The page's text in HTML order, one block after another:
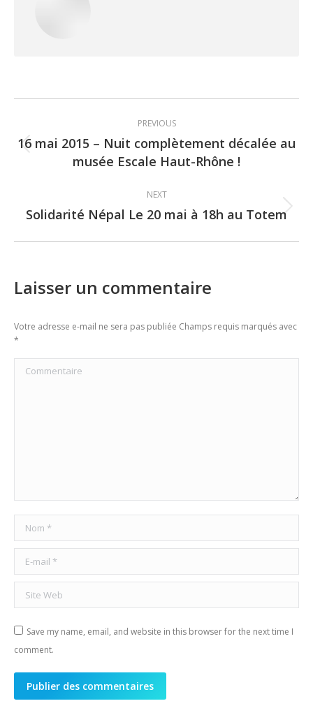
navigation
PREVIOUS
Previous
post:
16 mai 2015 – Nuit complètement décalée au
musée Escale Haut-Rhône !
NEXT
Next
Solidarité Népal Le 20 mai à 18h au Totem
Laisser un commentaire
Votre adresse e-mail ne sera pas publiée Champs requis marqués avec
*
Commentaire
Nom *
E-mail *
Site Web
Save my name, email, and website in this browser for the next time I
comment.
Publier des commentaires